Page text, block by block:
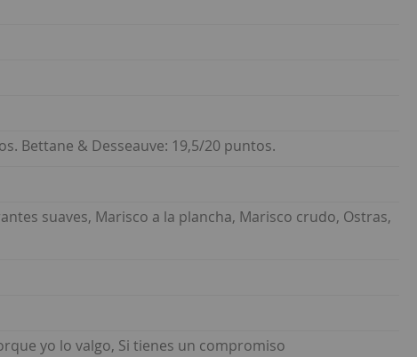
Bettane & Desseauve: 19,5/20 puntos.
suaves, Marisco a la plancha, Marisco crudo, Ostras,
yo lo valgo, Si tienes un compromiso